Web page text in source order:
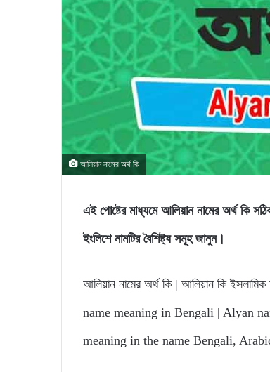
আলিয়ান নামের অর্থ কি
এই পোষ্টের মাধ্যমে আলিয়ান নামের অর্থ
ইংলিশে নামটির বৈশিষ্ট্য সমূহ জানুন।
আলিয়ান নামের অর্থ কি | আলিয়ান কি
name meaning in Bengali | Alyan
meaning in the name Bengali,